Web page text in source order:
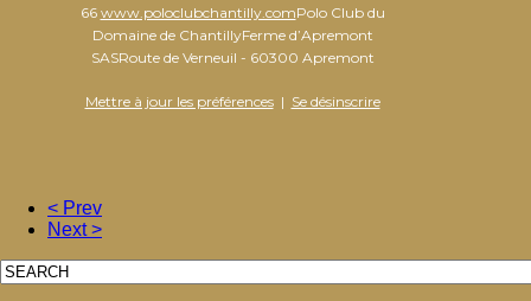
66 www.poloclubchantilly.comPolo Club du
Domaine de ChantillyFerme d’Apremont
SASRoute de Verneuil - 60300 Apremont
Mettre à jour les préférences| Se désinscrire
< Prev
Next >